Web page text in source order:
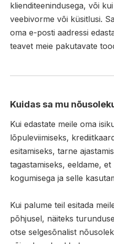
klienditeenindusega, või
veebivorme või küsitlusi.
oma e-posti aadressi
teavet meie pakutavate
Kuidas sa mu
Kui edastate meile oma
lõpuleviimiseks,
esitamiseks, tarne
tagastamiseks, eeldame,
kogumisega ja selle
Kui palume teil esitada
põhjusel, näiteks
otse selgesõnalist